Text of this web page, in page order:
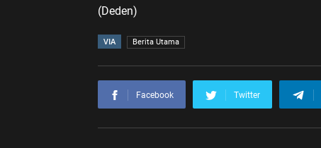
(Deden)
VIA Berita Utama
Facebook Twitter